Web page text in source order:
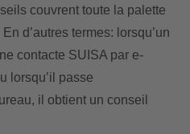
couvrent toute la palette
d’autres termes: lorsqu’un
contacte SUISA par e-
lorsqu’il passe
il obtient un conseil